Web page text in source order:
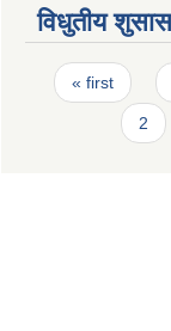
विधुतीय
Pages
« first
2